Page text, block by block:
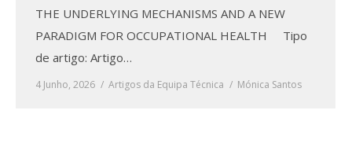
THE UNDERLYING MECHANISMS AND A NEW
PARADIGM FOR OCCUPATIONAL HEALTH Tipo
de artigo: Artigo…
4 Junho, 2026 Artigos da Equipa Técnica Mónica Santos